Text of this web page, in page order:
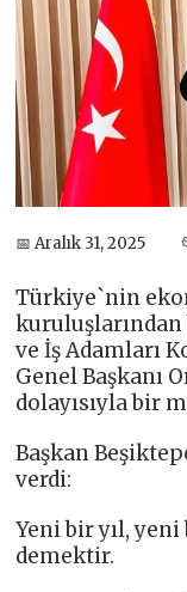
📅 Aralık 31, 2025
Türkiye`nin
ve İş Adamları
Genel Başkanı
dolayısıyla bir
Başkan
verdi:
Yeni bir yıl,
demektir.